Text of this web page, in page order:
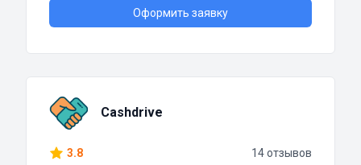
Оформить заявку
Cashdrive
3.8 14 отзывов